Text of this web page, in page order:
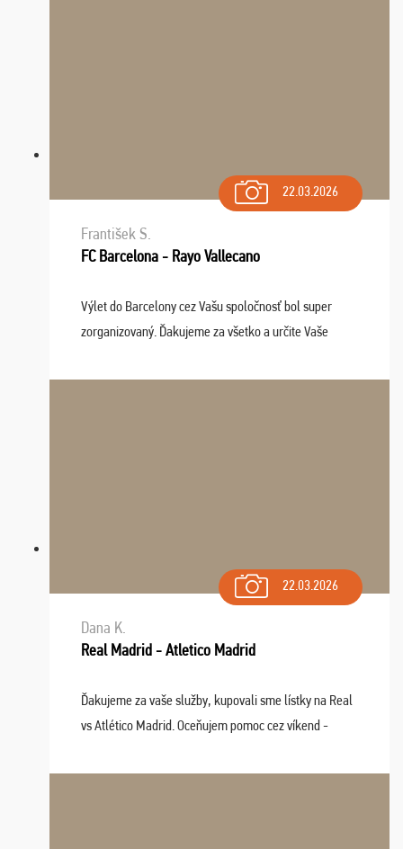
22.03.2026
František S.
FC Barcelona - Rayo Vallecano
Výlet do Barcelony cez Vašu spoločnosť bol super
zorganizovaný. Ďakujeme za všetko a určite Vaše
22.03.2026
Dana K.
Real Madrid - Atletico Madrid
Ďakujeme za vaše služby, kupovali sme lístky na Real
vs Atlético Madrid. Oceňujem pomoc cez víkend -
spokojnosti. Sedenie bolo dobré, štadión Barnabéu ...